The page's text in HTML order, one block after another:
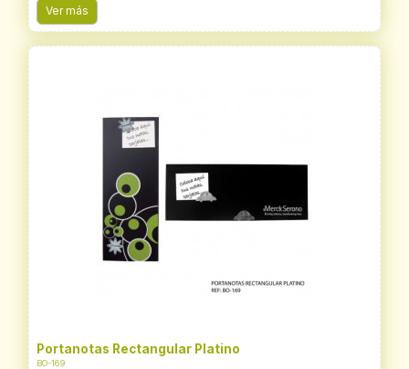
Ver más
Portanotas Rectangular Platino
BO-169